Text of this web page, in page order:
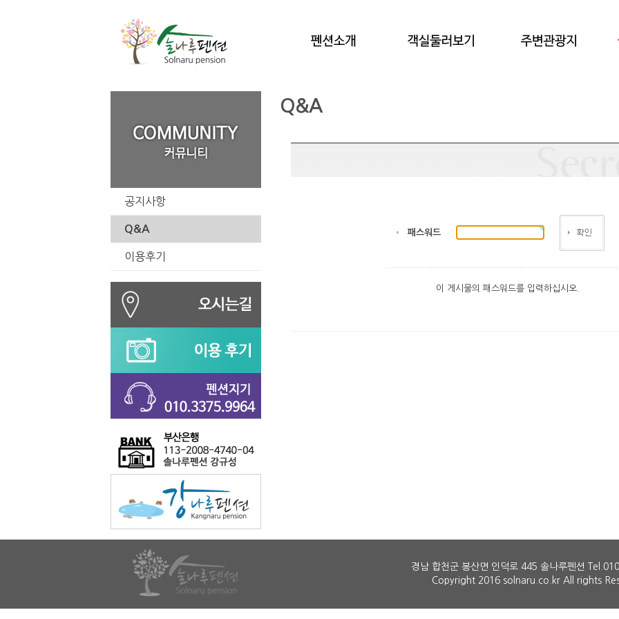
공지사항
Q&A
이용후기
Q&A
패스워드
이 게시물의 패스워드를 입력하십시오.
경남 합천군 봉산면 인덕로 445 솔나루펜션
Copyright 2016 solnaru.co.kr All rights